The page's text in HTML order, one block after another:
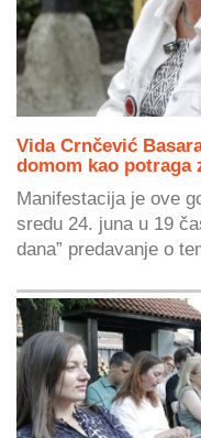
Vida Crnčević
domom kao potraga
Manifestacija je ove
sredu 24. juna u 19
dana” predavanje o